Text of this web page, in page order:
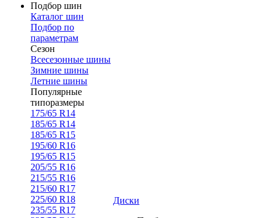
Подбор шин
Каталог шин
Подбор по
параметрам
Сезон
Всесезонные шины
Зимние шины
Летние шины
Популярные
типоразмеры
175/65 R14
185/65 R14
185/65 R15
195/60 R16
195/65 R15
205/55 R16
215/55 R16
215/60 R17
225/60 R18
235/55 R17
Диски